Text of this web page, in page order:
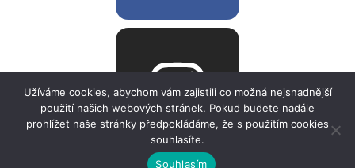
Užíváme cookies, abychom vám zajistili co možná nejsnadnější
použití našich webových stránek. Pokud budete nadále
prohlížet naše stránky předpokládáme, že s použitím cookies
souhlasíte.
Souhlasím